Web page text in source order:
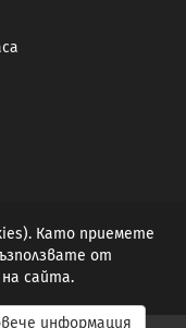
Като приемете
от
сайта.
информация